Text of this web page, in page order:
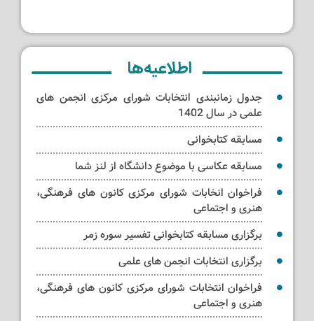
اطلاعیه‌ها
جدول زمانبندی انتخابات شورای مرکزی انجمن های
علمی در سال 1402
مسابقه کتابخوانی
مسابقه عکاسی با موضوع دانشگاه از لنز شما
فراخوان انخابات شورای مرکزی کانون های فرهنگی،
هنری و اجتماعی
برگزاری مسابقه کتابخوانی تفسیر سوره زمر
برگزاری انتخابات انجمن های علمی
فراخوان انتخابات شورای مرکزی کانون های فرهنگی،
هنری و اجتماعی